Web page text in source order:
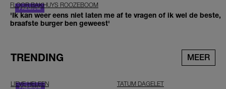
FLOOR BAKHUYS ROOZEBOOM
'Ik kan weer eens niet laten me af te vragen of ik wel de beste,
braafste burger ben geweest'
TRENDING MEER
LIEVE HELEEN TATUM DAGELET